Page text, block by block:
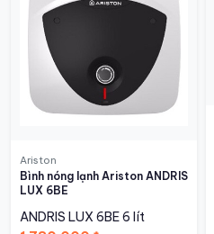
Ariston
Bình nóng lạnh Ariston ANDRIS
LUX 6BE
ANDRIS LUX 6BE6 lít